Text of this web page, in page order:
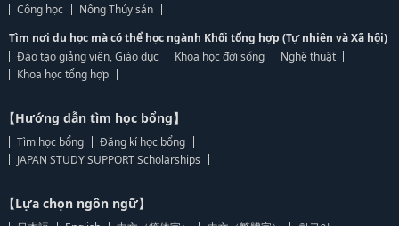
Công học
Nông Thủy sản
Tìm nơi du học mà có thể học ngành Khối tổng hợp (Tự nhiên và Xã hội)
Đào tạo giảng viên, Giáo dục
Khoa học đời sống
Nghệ thuật
Khoa học tổng hợp
【Hướng dẫn tìm học bổng】
Tìm học bổng
Đăng kí học bổng
JAPAN STUDY SUPPORT Scholarships
【Lựa chọn ngôn ngữ】